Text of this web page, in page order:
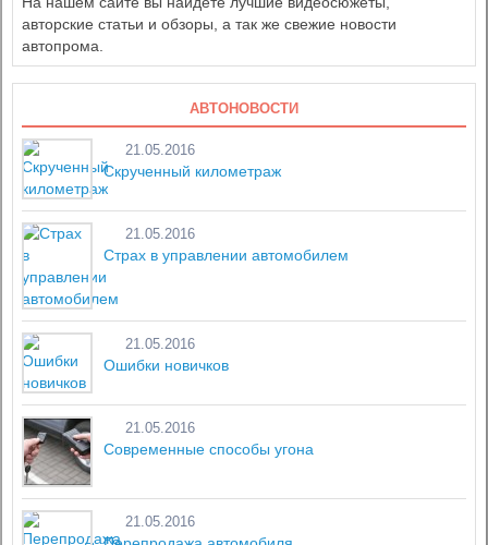
авторские статьи и обзоры, а так же свежие новости
автопрома.
АВТОНОВОСТИ
21.05.2016
Скрученный километраж
21.05.2016
Страх в управлении автомобилем
21.05.2016
Ошибки новичков
21.05.2016
Современные способы угона
21.05.2016